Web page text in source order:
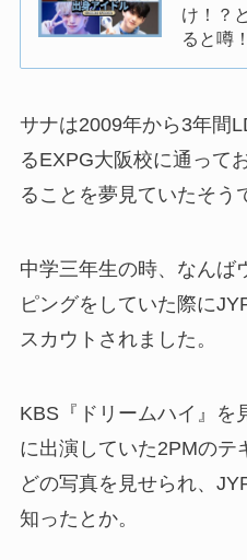
け！？
ると噂！
サナは2009年から3年間
るEXPG大阪校に通って
ることを夢見ていたそう
中学三年生の時、なんば
ピングをしていた際に
スカウトされました。
KBS『ドリームハイ』を
に出演していた2PMのテ
どの写真を見せられ、
知ったとか。